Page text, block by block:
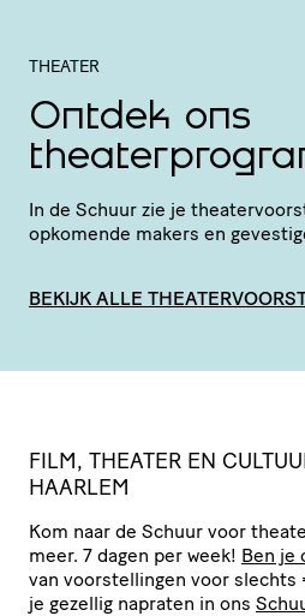
THEATER
Ontdek ons
In de Schuur zie je
opkomende makers en
BEKIJK ALLE
FILM, THEATER EN
HAARLEM
Kom naar de Schuur voor
meer. 7 dagen per week! Ben je
van voor­stel­lingen voor slechts
je gezellig napraten in ons